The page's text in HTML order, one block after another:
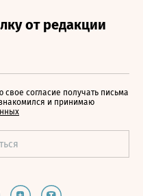
согласие получать письма
и принимаю